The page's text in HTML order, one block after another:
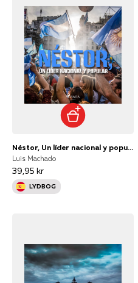
Néstor, Un líder nacional y popular
Luis Machado
39,95 kr
LYDBOG